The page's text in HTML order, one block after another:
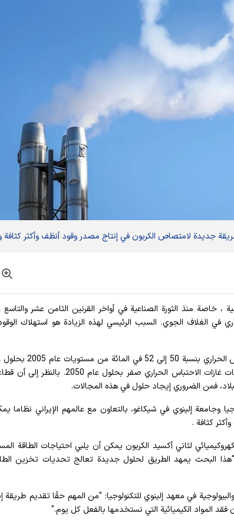
طريقة جديدة لامتصاص الكربون في إنتاج مصدر وقود أنظف وأكثر كثافة
، خاصة منذ الثورة الصناعية في أواخر القرنين الثامن عشر
في الغلاف الجوي. السبب الرئيسي لهذه الزيادة هو استهلاك
تتماشى هذه المبادرة مع الجهود العالمية لتحقيق صافي انبعاثات غازات الاحتباس
فمن الضروري إيجاد حلول في هذه المجالات.
وجامعة إلينوي في شيكاغو، بالتعاون مع عالمهم الإيراني نظاما
لثاني أكسيد الكربون يمكن أن يلبي احتياجات الطاقة
"هذا البحث يمهد الطريق لحلول جديدة تعالج تحديات تخزين
في معهد إلينوي للتكنولوجيا: "من المهم حقًا تقديم طريقة
المواد الكيميائية التي نستخدمها بالفعل كل يوم."